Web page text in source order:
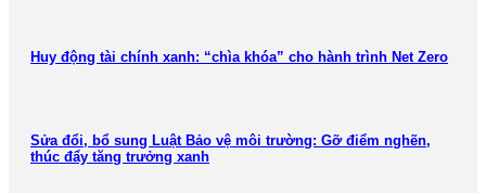
Huy động tài chính xanh: “chìa khóa” cho hành trình Net Zero
Sửa đổi, bổ sung Luật Bảo vệ môi trường: Gỡ điểm nghẽn,
thúc đẩy tăng trưởng xanh